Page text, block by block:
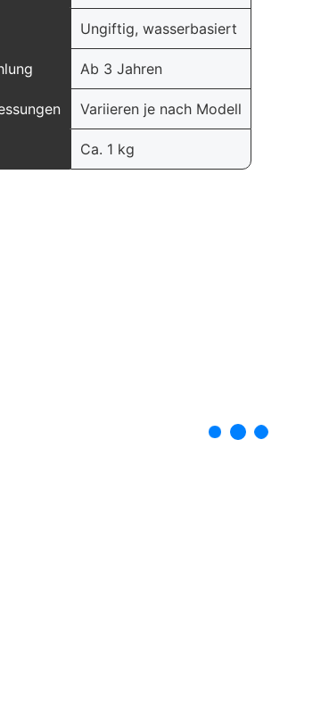
Ungiftig, wasserbasiert
Ab 3 Jahren
Variieren je nach Modell
Ca. 1 kg